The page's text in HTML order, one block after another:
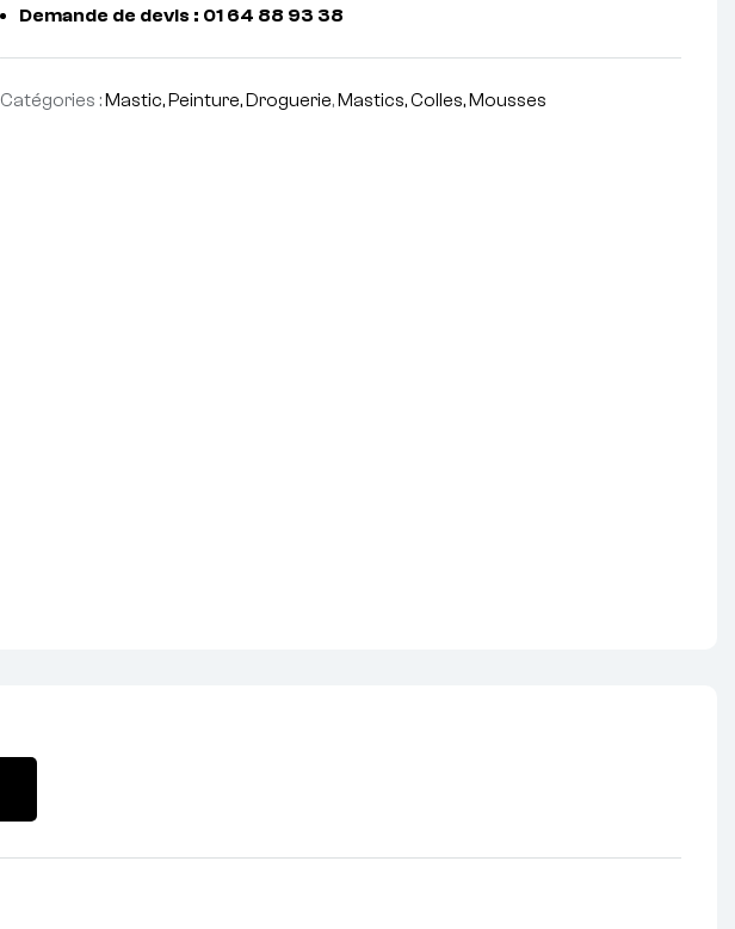
Demande de devis : 01 64 88 93 38
Catégories :Mastic, Peinture, Droguerie,Mastics, Colles, Mousses